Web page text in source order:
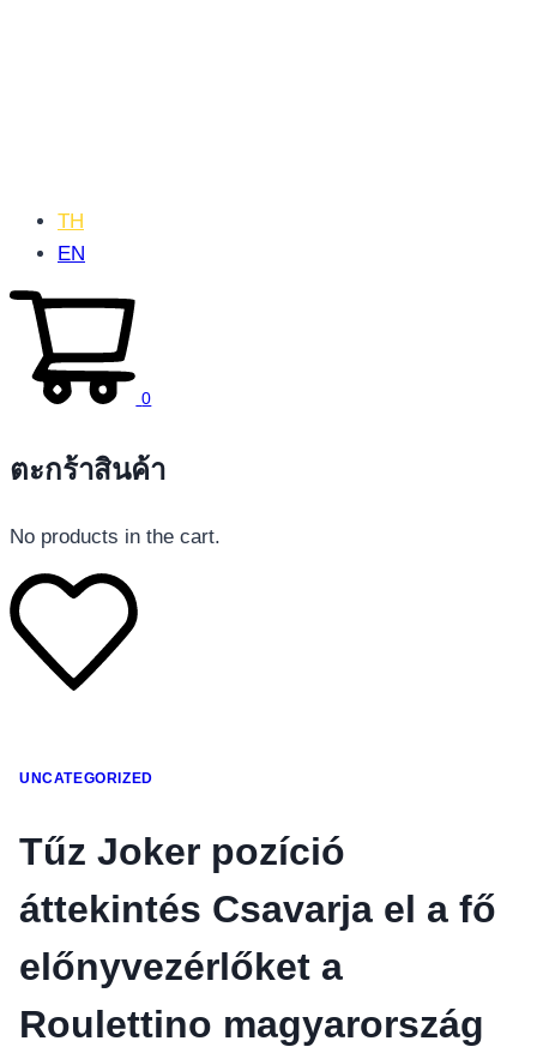
โทรศัพท์มือถือ
อุปกรณ์เสริมโทรศัพท์
สินค้าตามแบรนด์
TH
EN
0
ตะกร้าสินค้า
No products in the cart.
UNCATEGORIZED
Tűz Joker pozíció
áttekintés Csavarja el a fő
előnyvezérlőket a
Roulettino magyarország